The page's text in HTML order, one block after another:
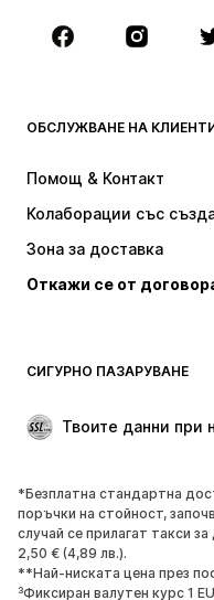
Аксесоари
НОВО
Бельо
Палта
Специални Поводи
ОБУВКИ
НОВО
Маратонки
ОБСЛУЖВАНЕ НА
Помощ & Контакт
Колаборации със
Зона за доставка
Откажи се от
СИГУРНО ПАЗАРУВАНЕ
Твоите данни при
*Безплатна стандартна
поръчки на стойност,
случай се прилагат такси
2,50 € (4,89 лв.).
**Най-ниската цена през
³Фиксиран валутен курс 1